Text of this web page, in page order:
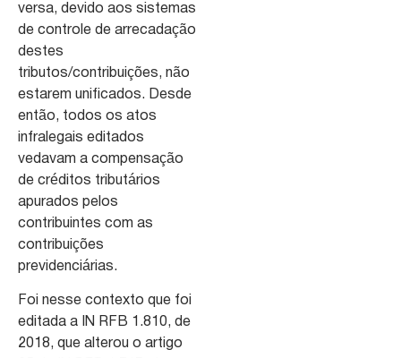
versa, devido aos sistemas
de controle de arrecadação
destes
tributos/contribuições, não
estarem unificados. Desde
então, todos os atos
infralegais editados
vedavam a compensação
de créditos tributários
apurados pelos
contribuintes com as
contribuições
previdenciárias.
Foi nesse contexto que foi
editada a IN RFB 1.810, de
2018, que alterou o artigo